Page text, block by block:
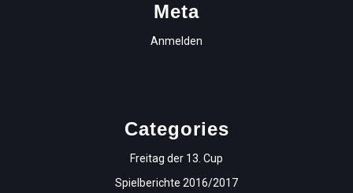
Meta
Anmelden
Categories
Freitag der 13. Cup
Spielberichte 2016/2017